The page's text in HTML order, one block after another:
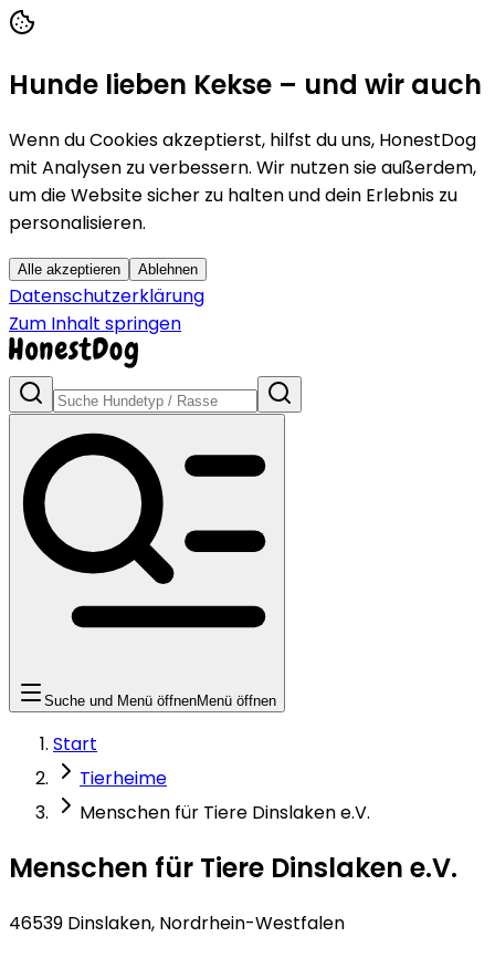
Hunde lieben Kekse – und wir auch
Wenn du Cookies akzeptierst, hilfst du uns, HonestDog
mit Analysen zu verbessern. Wir nutzen sie außerdem,
um die Website sicher zu halten und dein Erlebnis zu
personalisieren.
Alle akzeptieren Ablehnen
Datenschutzerklärung
Zum Inhalt springen
Suche und Menü öffnenMenü öffnen
Start
Tierheime
Menschen für Tiere Dinslaken e.V.
Menschen für Tiere Dinslaken e.V.
46539 Dinslaken, Nordrhein-Westfalen